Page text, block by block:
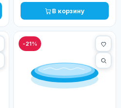
обеспечивает надёжную
защиту от… В корзину
-21%